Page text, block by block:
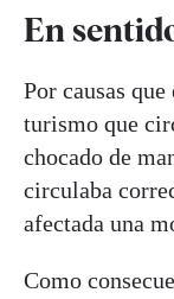
En
Por causas
turismo que
chocado de
circulaba
afectada una
Como